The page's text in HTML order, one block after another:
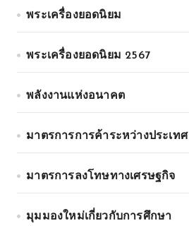
พระเครื่องยอดนิยม
พระเครื่องยอดนิยม 2567
พลังงานแห่งอนาคต
มาตรการการค้าระหว่างประเทศ
มาตรการลงโทษทางเศรษฐกิจ
มุมมองใหม่เกี่ยวกับการศึกษา